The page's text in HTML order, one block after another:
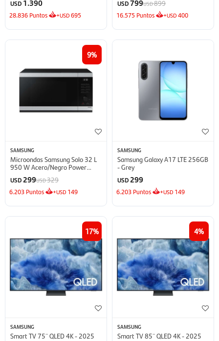
USD 1.390
28.836 Puntos +USD695
USD799USD899
16.575 Puntos +USD400
9
SAMSUNG
Microondas Samsung Solo 32 L
950 W Acero/Negro Power
USD 299USD329
6.203 Puntos +USD 149
SAMSUNG
Samsung Galaxy A17 LTE 256GB
- Grey
USD 299
6.203 Puntos +USD 149
17
SAMSUNG
Smart TV 75¨ QLED 4K - 2025
4
SAMSUNG
Smart TV 85¨ QLED 4K - 2025